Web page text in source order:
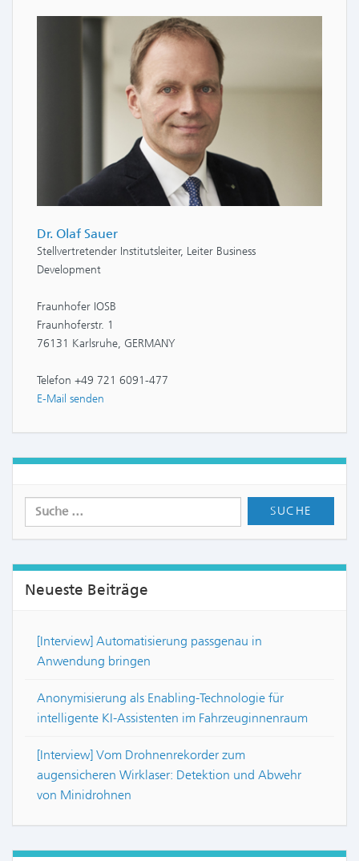
Dr. Olaf Sauer
Stellvertretender Institutsleiter, Leiter Business
Development
Fraunhofer IOSB
Fraunhoferstr. 1
76131 Karlsruhe, GERMANY
Telefon +49 721 6091-477
E-Mail senden
Neueste Beiträge
[Interview] Automatisierung passgenau in
Anwendung bringen
Anonymisierung als Enabling-Technologie für
intelligente KI-Assistenten im Fahrzeuginnenraum
[Interview] Vom Drohnenrekorder zum
augensicheren Wirklaser: Detektion und Abwehr
von Minidrohnen